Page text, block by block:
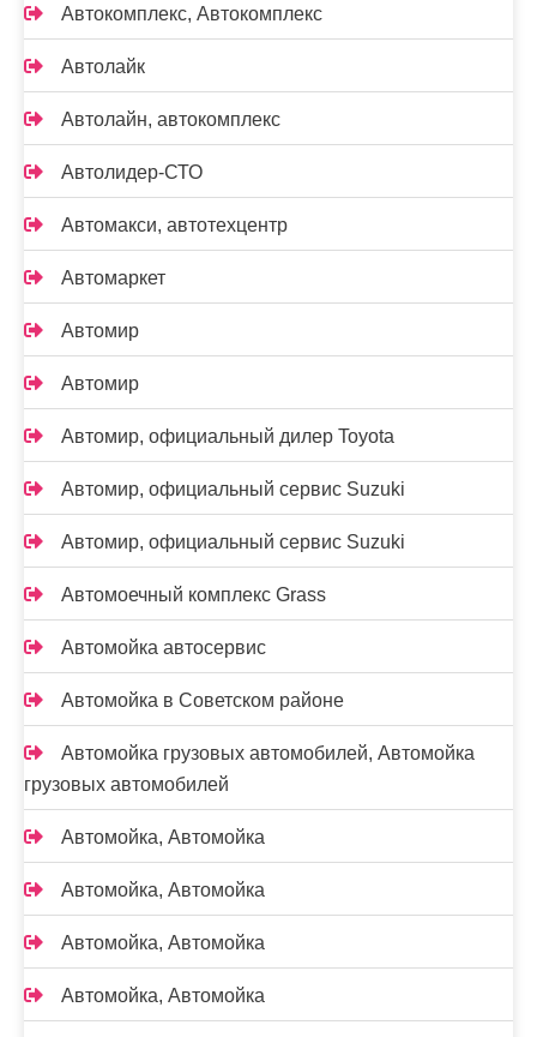
Автокомплекс, Автокомплекс
Автолайк
Автолайн, автокомплекс
Автолидер-СТО
Автомакси, автотехцентр
Автомаркет
Автомир
Автомир
Автомир, официальный дилер Toyota
Автомир, официальный сервис Suzuki
Автомир, официальный сервис Suzuki
Автомоечный комплекс Grass
Автомойка автосервис
Автомойка в Советском районе
Автомойка грузовых автомобилей, Автомойка
грузовых автомобилей
Автомойка, Автомойка
Автомойка, Автомойка
Автомойка, Автомойка
Автомойка, Автомойка